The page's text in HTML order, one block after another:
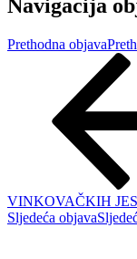
Navigacija
Prethodna objava
VINKOVAČKIH
Sljedeća objava